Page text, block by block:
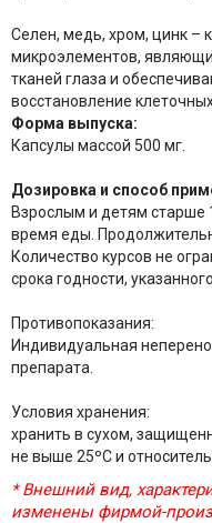
Селен, медь, хром, цинк –
микроэлементов,
тканей глаза и
восстановление клеточных
Форма выпуска:
Капсулы массой 500 мг.
Дозировка и способ
Взрослым и детям старше
время еды.
Количество курсов не
срока годности,
Противопоказания:
Индивидуальная
препарата.
Условия хранения:
хранить в сухом,
не выше 25ºС и
* Внешний вид,
изменены фирмой-